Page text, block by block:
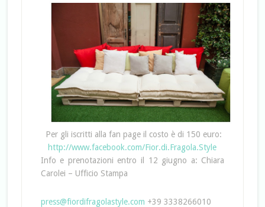
Per gli iscritti alla fan page il costo è di 150 euro:
http://www.facebook.com/Fior.di.Fragola.Style
Info e prenotazioni entro il 12 giugno a: Chiara
Carolei – Ufficio Stampa
press@fiordifragolastyle.com +39 3338266010